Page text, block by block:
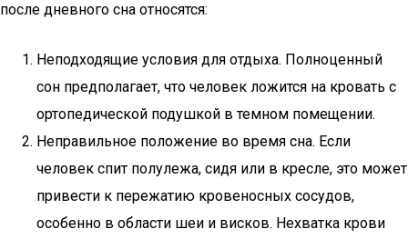
после дневного сна относятся:
Неподходящие условия для отдыха. Полноценный
сон предполагает, что человек ложится на кровать с
ортопедической подушкой в темном помещении.
Неправильное положение во время сна. Если
человек спит полулежа, сидя или в кресле, это может
привести к пережатию кровеносных сосудов,
особенно в области шеи и висков. Нехватка крови